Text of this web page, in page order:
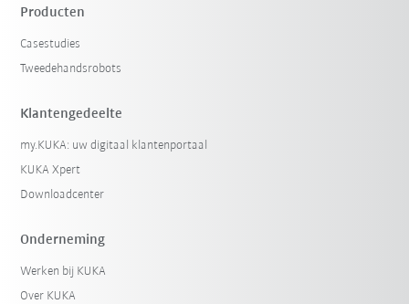
Producten
Casestudies
Tweedehandsrobots
Klantengedeelte
my.KUKA: uw digitaal klantenportaal
KUKA Xpert
Downloadcenter
Onderneming
Werken bij KUKA
Over KUKA